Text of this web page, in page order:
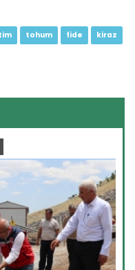
tohum fide kiraz
planlı üretim